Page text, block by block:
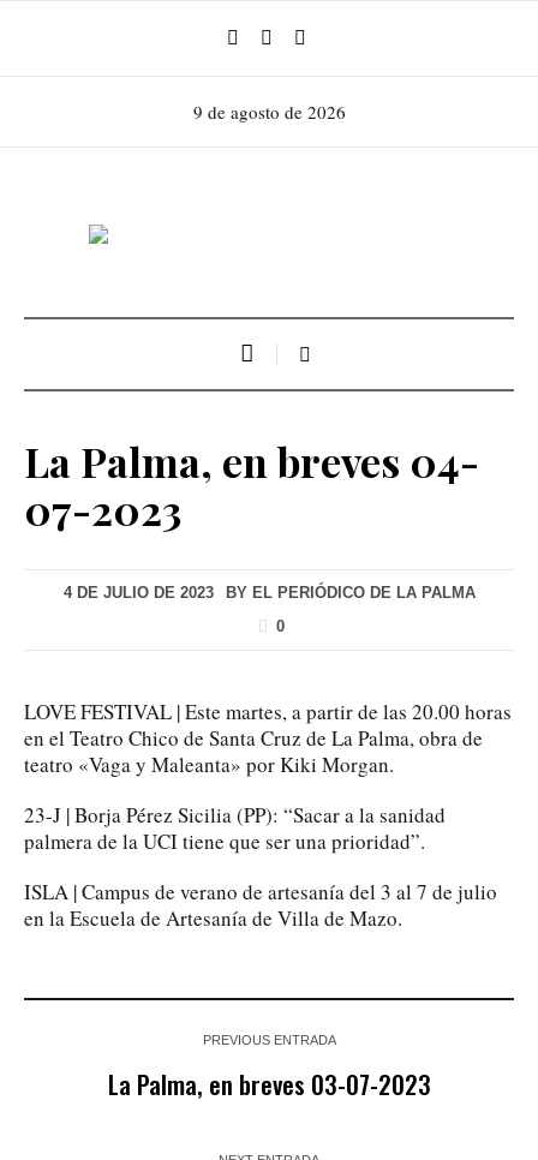
9 de agosto de 2026
La Palma, en breves 04-
07-2023
4 DE JULIO DE 2023 BY EL PERIÓDICO DE LA PALMA
0
LOVE FESTIVAL | Este martes, a partir de las 20.00 horas
en el Teatro Chico de Santa Cruz de La Palma, obra de
teatro «Vaga y Maleanta» por Kiki Morgan.
23-J | Borja Pérez Sicilia (PP): “Sacar a la sanidad
palmera de la UCI tiene que ser una prioridad”.
ISLA | Campus de verano de artesanía del 3 al 7 de julio
en la Escuela de Artesanía de Villa de Mazo.
PREVIOUS ENTRADA
La Palma, en breves 03-07-2023